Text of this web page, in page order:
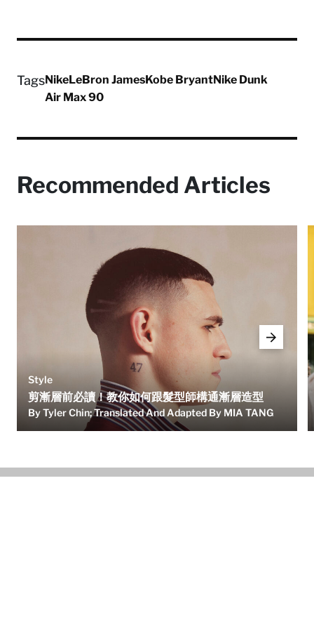
TagsNikeLeBron JamesKobe BryantNike Dunk
Air Max 90
Recommended Articles
Style
剪漸層前必讀！教你如何跟髮型師構通漸層造型
By Tyler Chin; Translated And Adapted By MIA TANG